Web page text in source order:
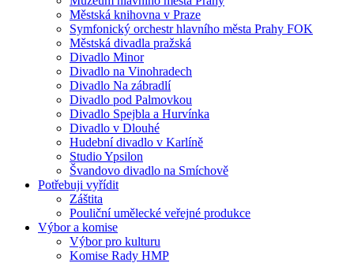
Městská knihovna v Praze
Symfonický orchestr hlavního města Prahy FOK
Městská divadla pražská
Divadlo Minor
Divadlo na Vinohradech
Divadlo Na zábradlí
Divadlo pod Palmovkou
Divadlo Spejbla a Hurvínka
Divadlo v Dlouhé
Hudební divadlo v Karlíně
Studio Ypsilon
Švandovo divadlo na Smíchově
Potřebuji vyřídit
Záštita
Pouliční umělecké veřejné produkce
Výbor a komise
Výbor pro kulturu
Komise Rady HMP